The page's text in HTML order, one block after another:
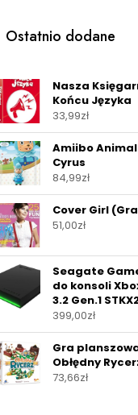
Ostatnio dodane
Nasza
Końcu Języka
33,99zł
Amiibo
Cyrus
84,99zł
Cover Girl
51,00zł
Seagate
do konsoli
3.2 Gen.1
399,00zł
Gra
Obłędny
73,66zł